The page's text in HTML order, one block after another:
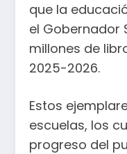
que la
el Gobernador
millones de
2025-2026.
Estos
escuelas, los
progreso del